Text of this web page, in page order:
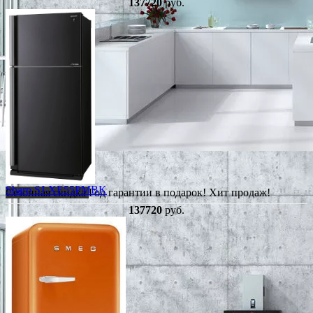
Сезонная скидкаГод гарантии в подарок!Хит продаж!
Sharp SJ-XE55PMBK
137720руб.